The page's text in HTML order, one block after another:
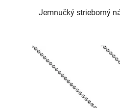
Jemnučký strieborný